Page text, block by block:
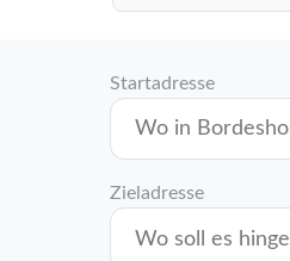
Startadresse
Zieladresse